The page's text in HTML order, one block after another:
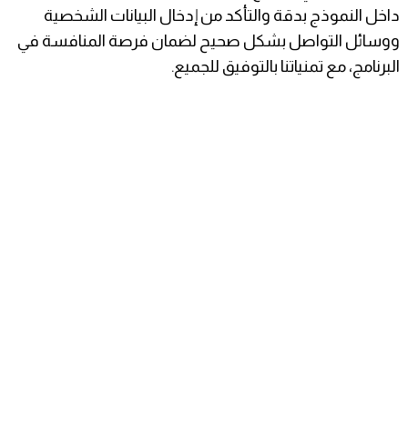
داخل النموذج بدقة والتأكد من إدخال البيانات الشخصية
ووسائل التواصل بشكل صحيح لضمان فرصة المنافسة في
البرنامج، مع تمنياتنا بالتوفيق للجميع.